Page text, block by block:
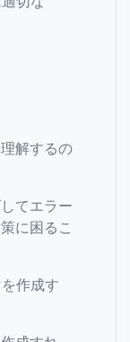
解するの
てエラー
に困るこ
作成す